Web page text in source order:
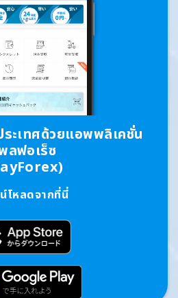
ระเทศด้วยแอพพลิเคชั่น
ลฟอเร็ซ
โหลดจากที่นี่